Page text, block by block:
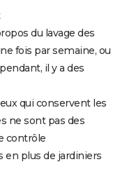
du lavage des
fois par semaine, ou
il y a des
qui conservent les
ne sont pas des
contrôle
en plus de jardiniers